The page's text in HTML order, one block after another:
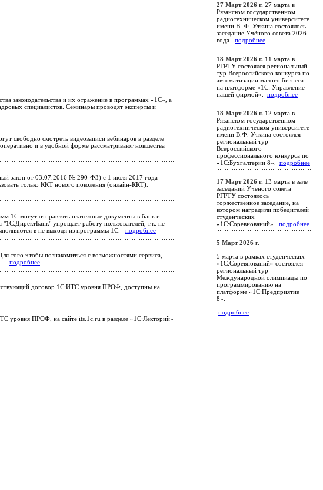
законодательства и их отражение в программах «1С», а
специалистов. Семинары проводят эксперты и
свободно смотреть видеозаписи вебинаров в разделе
и в удобной форме рассматривают новшества
закон от 03.07.2016 № 290-ФЗ) с 1 июля 2017 года
только ККТ нового поколения (онлайн-ККТ).
1С могут отправлять платежные документы в банк и
упрощает работу пользователей, т.к. не
в не выходя из программы 1С. подробнее
того чтобы познакомиться с возможностями сервиса,
подробнее
договор 1С:ИТС уровня ПРОФ, доступны на
уровня ПРОФ, на сайте its.1c.ru в разделе «1С:Лекторий»
27 Март 2026 г. 27 марта в
Рязанском государственном
радиотехническом университете
имени В. Ф. Уткина состоялось
заседание Учёного совета 2026
года. подробнее
18 Март 2026 г. 11 марта в
РГРТУ состоялся региональный
тур Всероссийского конкурса по
автоматизации малого бизнеса
на платформе «1С: Управление
нашей фирмой». подробнее
18 Март 2026 г. 12 марта в
Рязанском государственном
радиотехническом университете
имени В.Ф. Уткина состоялся
региональный тур
Всероссийского
профессионального конкурса по
«1С:Бухгалтерии 8». подробнее
17 Март 2026 г. 13 марта в зале
заседаний Учёного совета
РГРТУ состоялось
торжественное заседание, на
котором наградили победителей
студенческих
«1С:Соревнований». подробнее
5 Март 2026 г.
5 марта в рамках студенческих
«1С:Соревнований» состоялся
региональный тур
Международной олимпиады по
программированию на
платформе «1С:Предприятие
8».
подробнее